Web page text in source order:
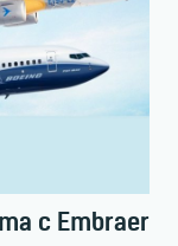
с Embraer